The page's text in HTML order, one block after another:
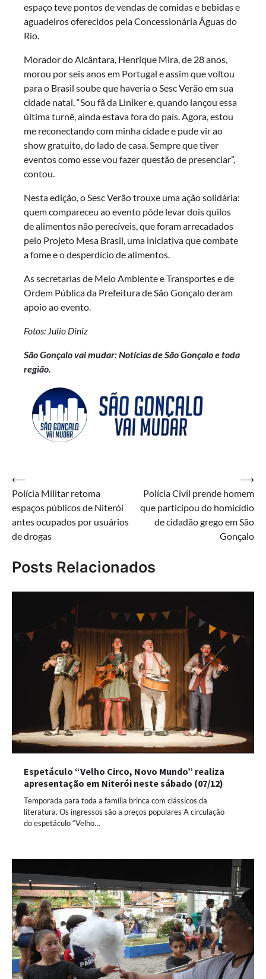
espaço teve pontos de vendas de comidas e bebidas e
aguadeiros oferecidos pela Concessionária Águas do
Rio.
Morador do Alcântara, Henrique Mira, de 28 anos,
morou por seis anos em Portugal e assim que voltou
para o Brasil soube que haveria o Sesc Verão em sua
cidade natal. “Sou fã da Liniker e, quando lançou essa
última turnê, ainda estava fora do país. Agora, estou
me reconectando com minha cidade e pude vir ao
show gratuito, do lado de casa. Sempre que tiver
eventos como esse vou fazer questão de presenciar”,
contou.
Nesta edição, o Sesc Verão trouxe uma ação solidária:
quem compareceu ao evento pôde levar dois quilos
de alimentos não perecíveis, que foram arrecadados
pelo Projeto Mesa Brasil, uma iniciativa que combate
a fome e o desperdício de alimentos.
As secretarias de Meio Ambiente e Transportes e de
Ordem Pública da Prefeitura de São Gonçalo deram
apoio ao evento.
Fotos: Julio Diniz
São Gonçalo vai mudar: Notícias de São Gonçalo e toda
região.
Navegação
de
Post
⟵
Polícia Militar retoma
espaços públicos de Niterói
antes ocupados por usuários
de drogas
Polícia Civil prende homem
que participou do homicídio
de cidadão grego em São
Gonçalo
⟶
Posts Relacionados
Espetáculo “Velho Circo, Novo Mundo” realiza
apresentação em Niterói neste sábado (07/12)
Temporada para toda a família brinca com clássicos da
literatura. Os ingressos são a preços populares A circulação
do espetáculo “Velho…